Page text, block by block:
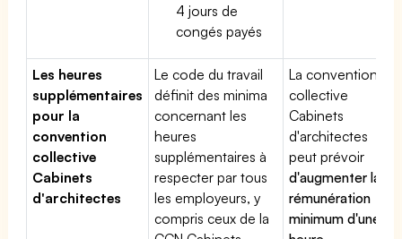
4 jours de
congés payés
Les heures
supplémentaires
pour la
convention
collective
Cabinets
d'architectes
Le code du travail
définit des minima
concernant les
heures
supplémentaires à
respecter par tous
les employeurs, y
compris ceux de la
La convention
collective
Cabinets
d'architectes
peut prévoir
d'augmenter la
rémunération
minimum d'une